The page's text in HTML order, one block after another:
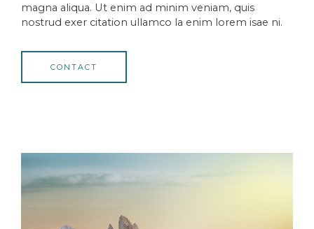
magna aliqua. Ut enim ad minim veniam, quis
nostrud exer citation ullamco la enim lorem isae ni.
CONTACT